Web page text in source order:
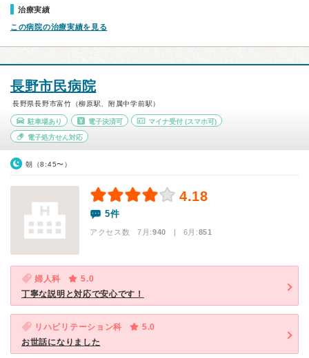
治療実績
この病院の治療実績を見る
長野市民病院
長野県長野市富竹（柳原駅、附属中学前駅）
駐車場あり 電子決済可 マイナ受付 (スマホ可)
電子処方せん対応
朝（8:45〜）
4.18
5件
アクセス数 7月:940 | 6月:851
婦人科
5.0
丁寧な説明と対応で安心です！
リハビリテーション科
5.0
お世話になりました